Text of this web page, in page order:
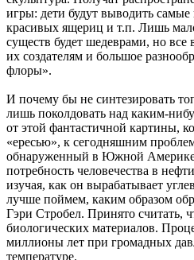
игры: дети будут выводить
красивых ящериц и т.п. Лишь
существ будет шедеврами, но все
их создателям и большое
флоры».
И почему бы не синтезировать
лишь поколдовать над каким-
от этой фантастичной картины,
«ересью», к сегодняшним
обнаруженный в Южной
потребность человечества в
изучая, как он вырабатывает
лучше поймем, каким образом
Гэри Стробел. Принято считать,
биологических материалов.
миллионы лет при громадных
температуре.